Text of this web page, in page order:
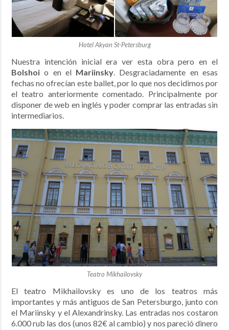
Hotel Akyan St-Petersburg
Nuestra intención inicial era ver esta obra pero en el
Bolshoi o en el Mariinsky. Desgraciadamente en esas
fechas no ofrecían este ballet, por lo que nos decidimos por
el teatro anteriormente comentado. Principalmente por
disponer de web en inglés y poder comprar las entradas sin
intermediarios.
Teatro Mikhailovsky
El teatro Mikhailovsky es uno de los teatros más
importantes y más antiguos de San Petersburgo, junto con
el Mariinsky y el Alexandrinsky. Las entradas nos costaron
6.000 rub las dos (unos 82€ al cambio) y nos pareció dinero